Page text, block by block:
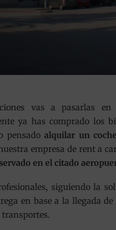
vas a pasarlas
ya has comprado los
pensadoalquilar un coche
empresa de rent a
en el citado
siguiendo la
en base a la llegada